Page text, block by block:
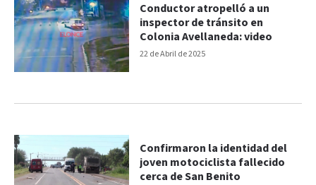
22 de Abril de 2025
Conductor atropelló a un
inspector de tránsito en
Colonia Avellaneda: video
Confirmaron la identidad del
joven motociclista fallecido
cerca de San Benito